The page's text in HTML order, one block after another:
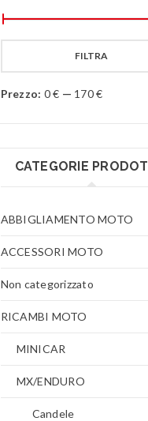
FILTRA
Prezzo: 0 € — 170 €
CATEGORIE
ABBIGLIAMENTO MOTO
ACCESSORI MOTO
Non categorizzato
RICAMBI MOTO
MINICAR
MX/ENDURO
Candele